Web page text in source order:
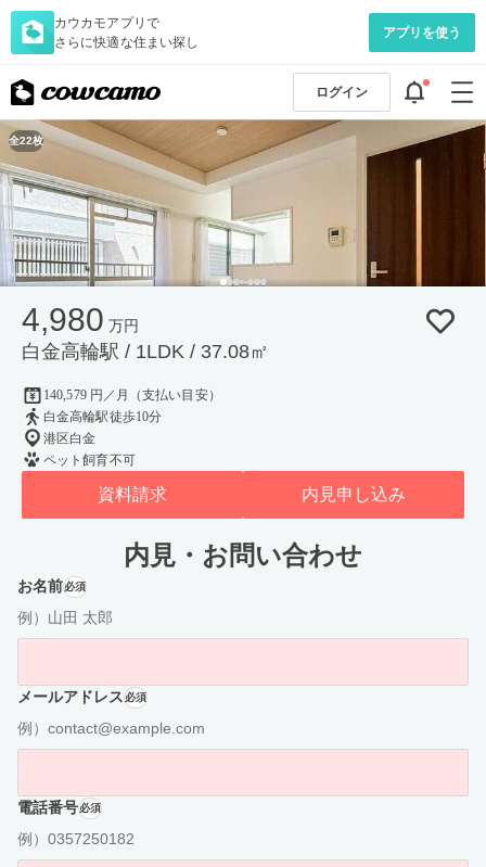
カウカモアプリで
さらに快適な住まい探し
アプリを使う
ログイン
全22枚
4,980 万円
白金高輪駅 / 1LDK / 37.08㎡
140,579 円／月（支払い目安）
白金高輪駅徒歩10分
港区白金
ペット飼育不可
資料請求 内見申し込み
内見・お問い合わせ
お名前必須
例）山田 太郎
メールアドレス必須
例）contact@example.com
電話番号必須
例）0357250182